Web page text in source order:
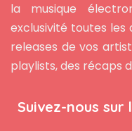
la musique
exclusivité toutes les
releases de vos
playlists, des récaps
Suivez-nous sur